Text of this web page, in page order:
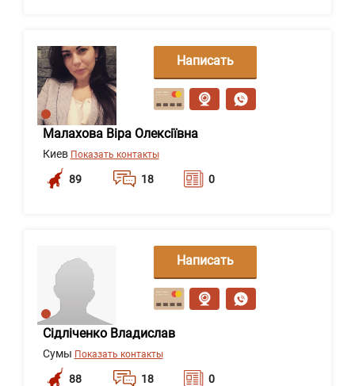
Малахова Віра Олексіївна
Киев Показать контакты
89 18 0
Написать
сообщение
Сідліченко Владислав
Сумы Показать контакты
88 18 0
Написать
сообщение